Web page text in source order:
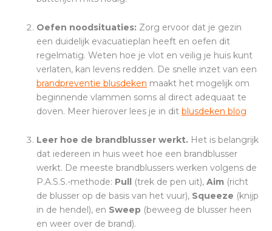
Oefen noodsituaties: Zorg ervoor dat je gezin
een duidelijk evacuatieplan heeft en oefen dit
regelmatig. Weten hoe je vlot en veilig je huis kunt
verlaten, kan levens redden. De snelle inzet van een
brandpreventie blusdeken maakt het mogelijk om
beginnende vlammen soms al direct adequaat te
doven. Meer hierover lees je in dit blusdeken blog
Leer hoe de brandblusser werkt. Het is belangrijk
dat iedereen in huis weet hoe een brandblusser
werkt. De meeste brandblussers werken volgens de
P.A.S.S.-methode: Pull (trek de pen uit), Aim (richt
de blusser op de basis van het vuur), Squeeze (knijp
in de hendel), en Sweep (beweeg de blusser heen
en weer over de brand).